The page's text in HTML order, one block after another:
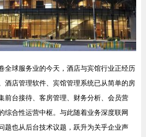
全球服务业的今天，酒店与宾馆行业正经历
酒店管理软件、宾馆管理系统已从简单的房
前台接待、客房管理、财务分析、会员营
综合性运营中枢。与此随着业务深度联网
题也从后台技术议题，跃升为关乎企业声